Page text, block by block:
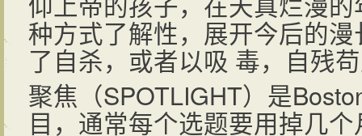
种方式了解性，展开今后的
了自杀，或者以吸 毒，自残
聚焦（SPOTLIGHT）是
目，通常每个选题要用掉几